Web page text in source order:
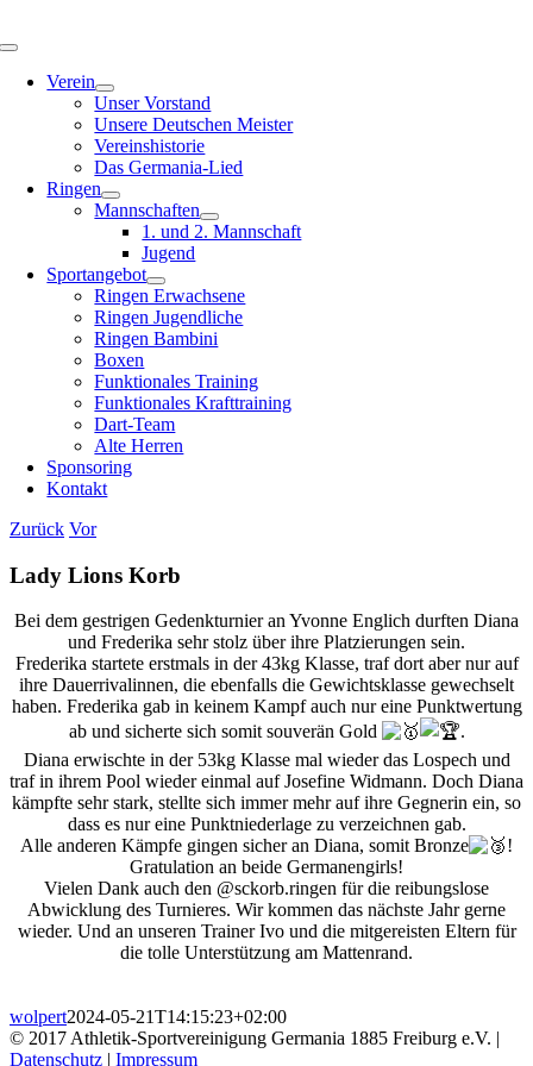
Inhalt
Toggle
NavigationVerein
Unser Vorstand
Unsere Deutschen Meister
Vereinshistorie
Das Germania-Lied
Ringen
Mannschaften
1. und 2. Mannschaft
Jugend
Sportangebot
Ringen Erwachsene
Ringen Jugendliche
Ringen Bambini
Boxen
Funktionales Training
Funktionales Krafttraining
Dart-Team
Alte Herren
Sponsoring
Kontakt
Zurück Vor
Lady Lions Korb
Bei dem gestrigen Gedenkturnier an Yvonne Englich durften Diana
und Frederika sehr stolz über ihre Platzierungen sein.
Frederika startete erstmals in der 43kg Klasse, traf dort aber nur auf
ihre Dauerrivalinnen, die ebenfalls die Gewichtsklasse gewechselt
haben. Frederika gab in keinem Kampf auch nur eine Punktwertung
ab und sicherte sich somit souverän Gold
.
Diana erwischte in der 53kg Klasse mal wieder das Lospech und
traf in ihrem Pool wieder einmal auf Josefine Widmann. Doch Diana
kämpfte sehr stark, stellte sich immer mehr auf ihre Gegnerin ein, so
dass es nur eine Punktniederlage zu verzeichnen gab.
Alle anderen Kämpfe gingen sicher an Diana, somit Bronze
!
Gratulation an beide Germanengirls!
Vielen Dank auch den @sckorb.ringen für die reibungslose
Abwicklung des Turnieres. Wir kommen das nächste Jahr gerne
wieder. Und an unseren Trainer Ivo und die mitgereisten Eltern für
die tolle Unterstützung am Mattenrand.
wolpert2024-05-21T14:15:23+02:00
© 2017 Athletik-Sportvereinigung Germania 1885 Freiburg e.V. |
Datenschutz | Impressum